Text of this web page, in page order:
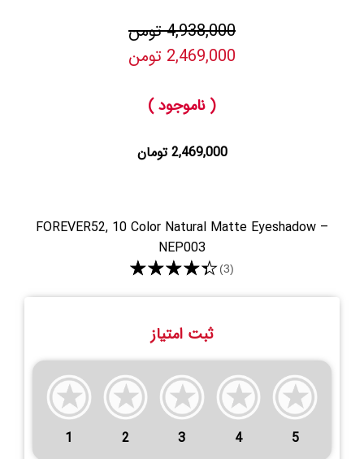
4,938,000 تومن
2,469,000 تومن
( ناموجود )
2,469,000 تومان
FOREVER52, 10 Color Natural Matte Eyeshadow –
NEP003
★★★★★(3)
ثبت امتیاز
1 2 3 4 5